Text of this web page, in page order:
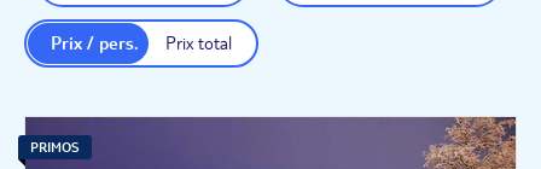
Prix total
Prix / pers.
PRIMOS